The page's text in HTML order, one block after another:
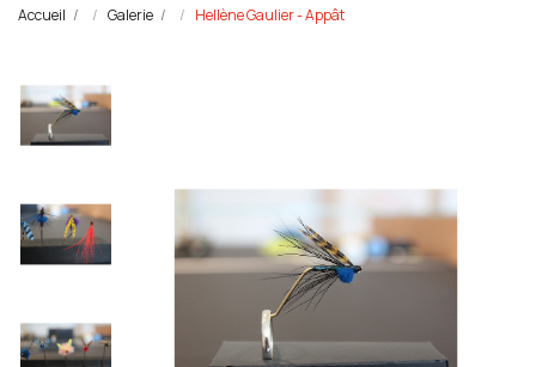
Accueil Galerie Hellène Gaulier - Appât